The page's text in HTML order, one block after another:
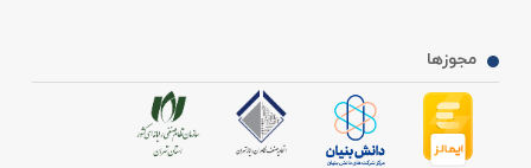
اشنایدر، دیجی لینک، لگراند، باگ، متاالکترونیک، امپ و نگزنس اشاره کنیم. باید
گفت کهپچ پنل نگزنسو لگراند در ایران محبوبیت بسیاری دارند.
شیلد و فویل است در حالی که کابل SFTP برای جلوگیری از نویز، شیلد و فویل
مجوزها